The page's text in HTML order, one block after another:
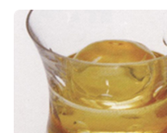
岡本亀太郎本店の保命酒は、自社醸造の
本みりんに16種の薬味を浸漬した、香り
と味のバランスに気を配った甘口のリキ
ュールです。